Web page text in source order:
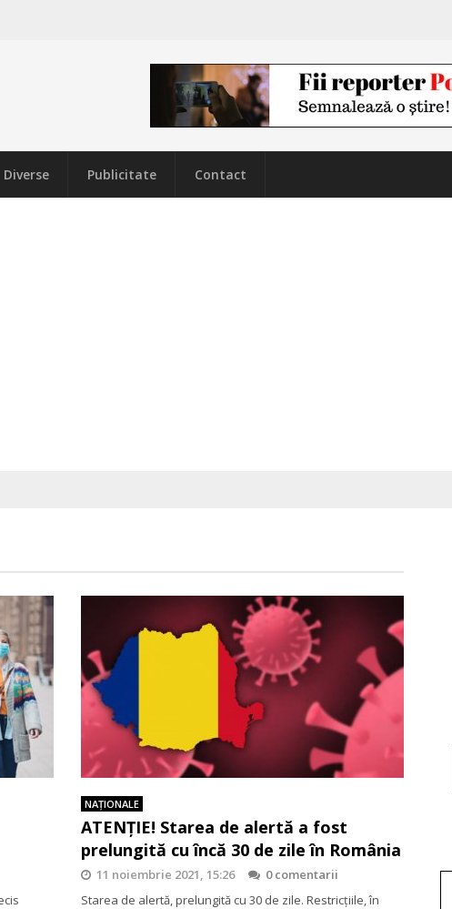
Diverse Publicitate Contact
NAŢIONALE
ATENȚIE! Starea de alertă a fost
prelungită cu încă 30 de zile în România
11 noiembrie 2021, 15:26
0 comentarii
Starea de alertă, prelungită cu 30 de zile. Restricțiile, în